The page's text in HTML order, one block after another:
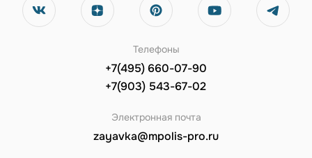
Телефоны
+7(495) 660-07-90
+7(903) 543-67-02
Электронная почта
zayavka@mpolis-pro.ru